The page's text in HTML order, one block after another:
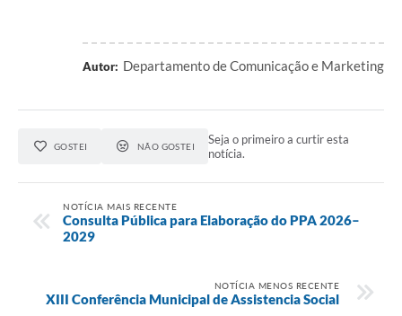
Autor: Departamento de Comunicação e Marketing
GOSTEI NÃO GOSTEI
Seja o primeiro a curtir esta
notícia.
NOTÍCIA MAIS RECENTE
Consulta Pública para Elaboração do PPA 2026–
2029
NOTÍCIA MENOS RECENTE
XIII Conferência Municipal de Assistencia Social